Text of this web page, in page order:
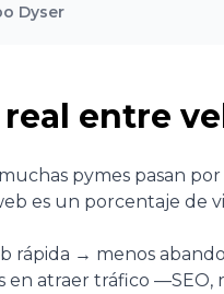
Dyser
entre
pymes pasan por
es un porcentaje de
rápida → menos
en atraer tráfico —SEO,